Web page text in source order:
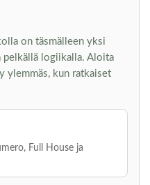
on täsmälleen yksi
pelkällä logiikalla. Aloita
ylemmäs, kun ratkaiset
Full House ja